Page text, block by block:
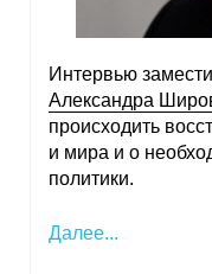
Интервью
Александра
происходить
и мира и о
политики.
Далее...